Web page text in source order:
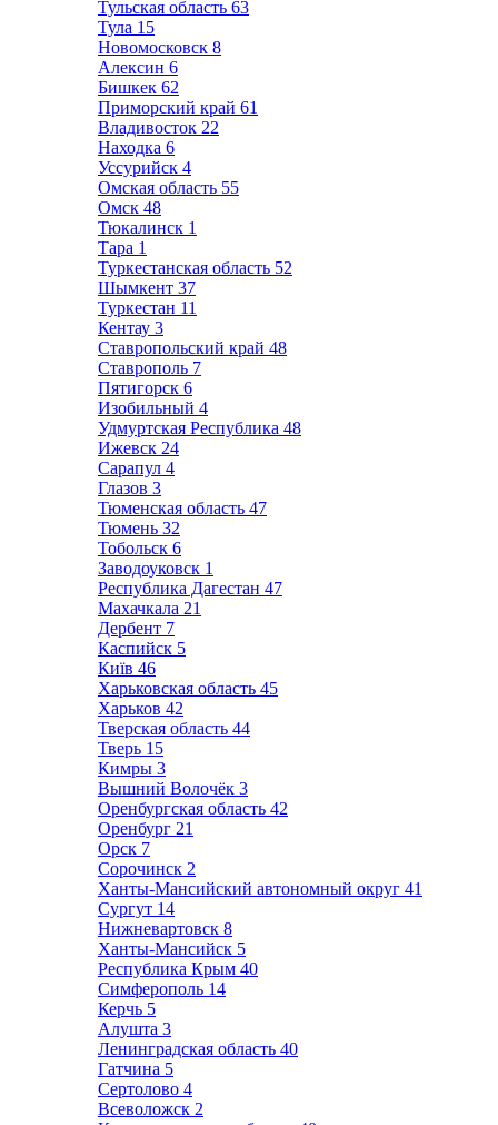
Тульская область 63
Тула 15
Новомосковск 8
Алексин 6
Бишкек 62
Приморский край 61
Владивосток 22
Находка 6
Уссурийск 4
Омская область 55
Омск 48
Тюкалинск 1
Тара 1
Туркестанская область 52
Шымкент 37
Туркестан 11
Кентау 3
Ставропольский край 48
Ставрополь 7
Пятигорск 6
Изобильный 4
Удмуртская Республика 48
Ижевск 24
Сарапул 4
Глазов 3
Тюменская область 47
Тюмень 32
Тобольск 6
Заводоуковск 1
Республика Дагестан 47
Махачкала 21
Дербент 7
Каспийск 5
Київ 46
Харьковская область 45
Харьков 42
Тверская область 44
Тверь 15
Кимры 3
Вышний Волочёк 3
Оренбургская область 42
Оренбург 21
Орск 7
Сорочинск 2
Ханты-Мансийский автономный округ 41
Сургут 14
Нижневартовск 8
Ханты-Мансийск 5
Республика Крым 40
Симферополь 14
Керчь 5
Алушта 3
Ленинградская область 40
Гатчина 5
Сертолово 4
Всеволожск 2